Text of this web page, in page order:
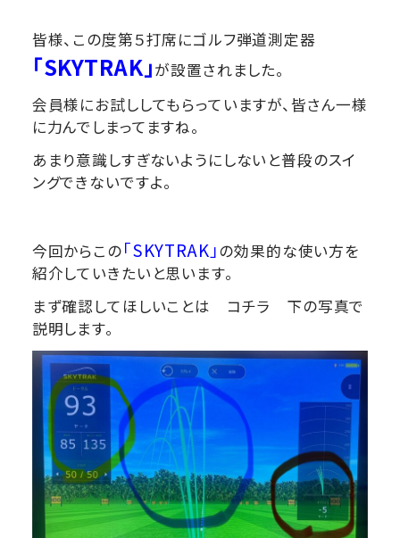
皆様、この度第５打席にゴルフ弾道測定器
「SKYTRAK」が設置されました。
会員様にお試ししてもらっていますが、皆さん一様
に力んでしまってますね。
あまり意識しすぎないようにしないと普段のスイ
ングできないですよ。
今回からこの「SKYTRAK」の効果的な使い方を
紹介していきたいと思います。
まず確認してほしいことは コチラ 下の写真で
説明します。